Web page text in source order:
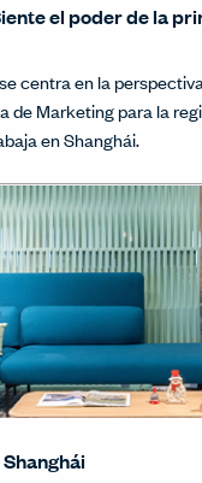
el poder de la
centra en la
de Marketing para la
en Shanghái.